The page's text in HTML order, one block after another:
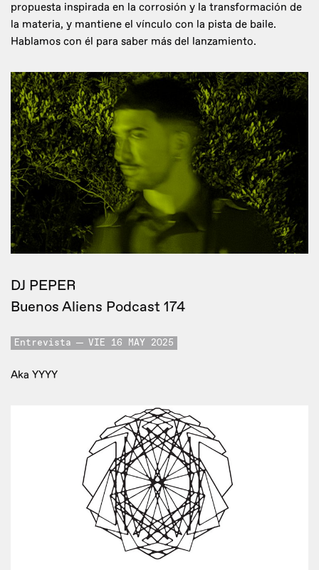
propuesta inspirada en la corrosión y la transformación de
la materia, y mantiene el vínculo con la pista de baile.
Hablamos con él para saber más del lanzamiento.
DJ PEPER
Buenos Aliens Podcast 174
Entrevista VIE 16 MAY 2025
Aka YYYY